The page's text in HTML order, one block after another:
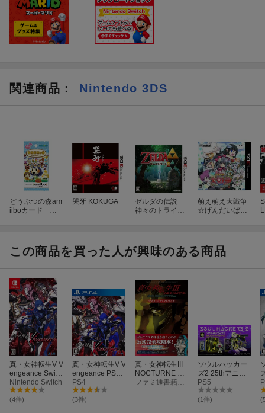
関連商品 ： Nintendo 3DS
どうぶつの森am
iiboカード 第3
哭牙 KOKUGA
ゼルダの伝説
神々のトライフ
萌え萌え大戦争
☆げんだいばー
この商品を買った人が興味のある商品
真・女神転生V V
engeance Switc
h版
Nintendo Switch
(4件)
真・女神転生V V
engeance PS4
版
PS4
(3件)
真・女神転生III
NOCTURNE HD
REMASTER 公
ソウルハッカー
ズ2 25thアニバ
ーサリーエディ
ション PS5版
PS5
(1件)